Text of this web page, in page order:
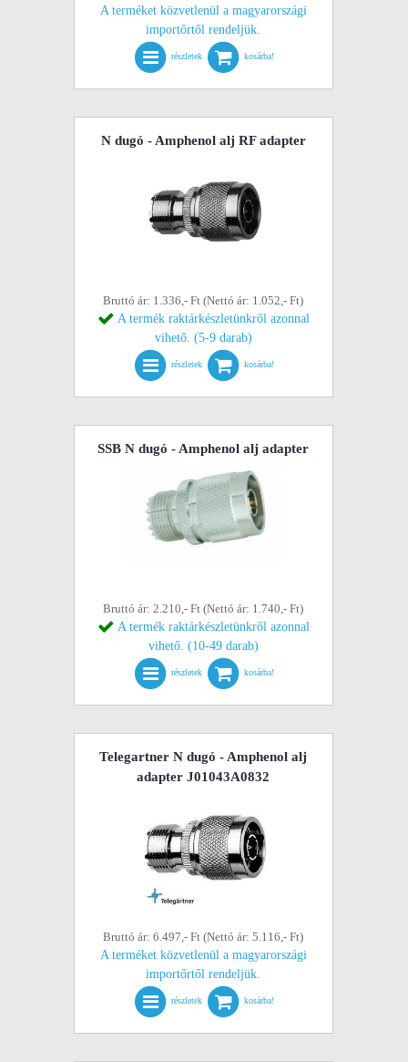
A terméket közvetlenül a magyarországi
importőrtől rendeljük.
részletek kosárba!
N dugó - Amphenol alj RF adapter
Bruttó ár: 1.336,- Ft (Nettó ár: 1.052,- Ft)
A termék raktárkészletünkről azonnal
vihető. (5-9 darab)
részletek kosárba!
SSB N dugó - Amphenol alj adapter
Bruttó ár: 2.210,- Ft (Nettó ár: 1.740,- Ft)
A termék raktárkészletünkről azonnal
vihető. (10-49 darab)
részletek kosárba!
Telegartner N dugó - Amphenol alj
adapter J01043A0832
Bruttó ár: 6.497,- Ft (Nettó ár: 5.116,- Ft)
A terméket közvetlenül a magyarországi
importőrtől rendeljük.
részletek kosárba!